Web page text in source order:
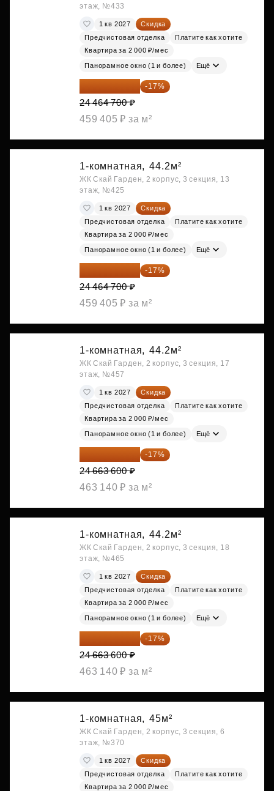
этаж, №433
1 кв 2027
Скидка
Предчистовая отделка
Платите как хотите
Квартира за 2 000 ₽/мес
Панорамное окно (1 и более) Ещё
20 305 701 ₽ -17%
24 464 700 ₽
459 405 ₽ за м²
1-комнатная, 44.2м²
ЖК Скай Гарден, 2 корпус, 3 секция, 13
этаж, №425
1 кв 2027
Скидка
Предчистовая отделка
Платите как хотите
Квартира за 2 000 ₽/мес
Панорамное окно (1 и более) Ещё
20 305 701 ₽ -17%
24 464 700 ₽
459 405 ₽ за м²
1-комнатная, 44.2м²
ЖК Скай Гарден, 2 корпус, 3 секция, 17
этаж, №457
1 кв 2027
Скидка
Предчистовая отделка
Платите как хотите
Квартира за 2 000 ₽/мес
Панорамное окно (1 и более) Ещё
20 470 788 ₽ -17%
24 663 600 ₽
463 140 ₽ за м²
1-комнатная, 44.2м²
ЖК Скай Гарден, 2 корпус, 3 секция, 18
этаж, №465
1 кв 2027
Скидка
Предчистовая отделка
Платите как хотите
Квартира за 2 000 ₽/мес
Панорамное окно (1 и более) Ещё
20 470 788 ₽ -17%
24 663 600 ₽
463 140 ₽ за м²
1-комнатная, 45м²
ЖК Скай Гарден, 2 корпус, 3 секция, 6
этаж, №370
1 кв 2027
Скидка
Предчистовая отделка
Платите как хотите
Квартира за 2 000 ₽/мес